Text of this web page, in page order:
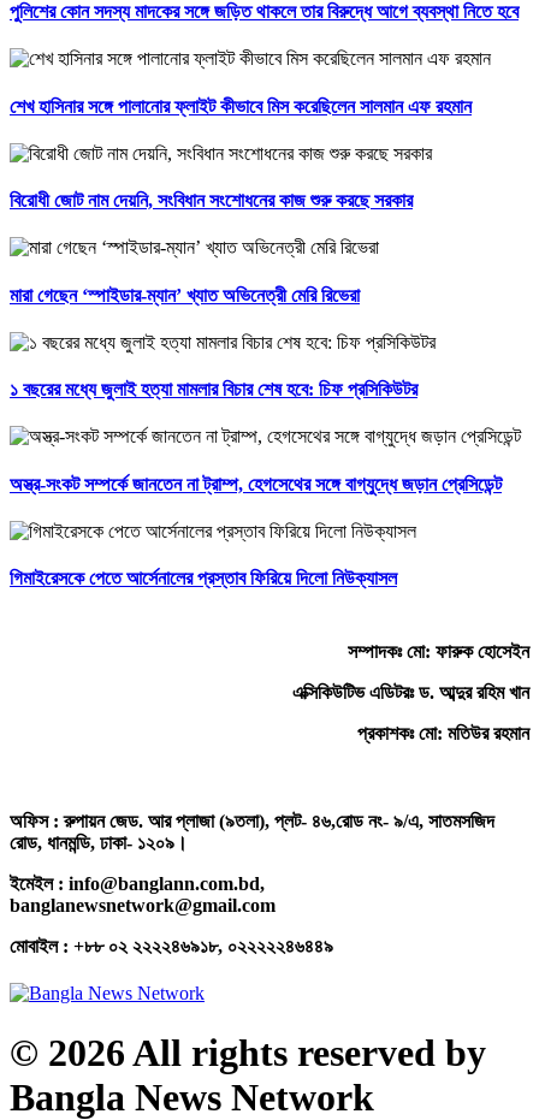
পুলিশের কোন সদস্য মাদকের সঙ্গে জড়িত থাকলে তার বিরুদ্ধে আগে ব্যবস্থা নিতে হবে
শেখ হাসিনার সঙ্গে পালানোর ফ্লাইট কীভাবে মিস করেছিলেন সালমান এফ রহমান
বিরোধী জোট নাম দেয়নি, সংবিধান সংশোধনের কাজ শুরু করছে সরকার
মারা গেছেন ‘স্পাইডার-ম্যান’ খ্যাত অভিনেত্রী মেরি রিভেরা
১ বছরের মধ্যে জুলাই হত্যা মামলার বিচার শেষ হবে: চিফ প্রসিকিউটর
অস্ত্র-সংকট সম্পর্কে জানতেন না ট্রাম্প, হেগসেথের সঙ্গে বাগ্‌যুদ্ধে জড়ান প্রেসিডেন্ট
গিমাইরেসকে পেতে আর্সেনালের প্রস্তাব ফিরিয়ে দিলো নিউক্যাসল
সম্পাদকঃ মো: ফারুক হোসেইন
এক্সিকিউটিভ এডিটরঃ ড. আব্দুর রহিম খান
প্রকাশকঃ মো: মতিউর রহমান
অফিস : রুপায়ন জেড. আর প্লাজা (৯তলা), প্লট- ৪৬,রোড নং- ৯/এ, সাতমসজিদ
রোড, ধানমন্ডি, ঢাকা- ১২০৯।
ইমেইল : info@banglann.com.bd,
banglanewsnetwork@gmail.com
মোবাইল : +৮৮ ০২ ২২২২৪৬৯১৮, ০২২২২২৪৬৪৪৯
© 2026 All rights reserved by
Bangla News Network